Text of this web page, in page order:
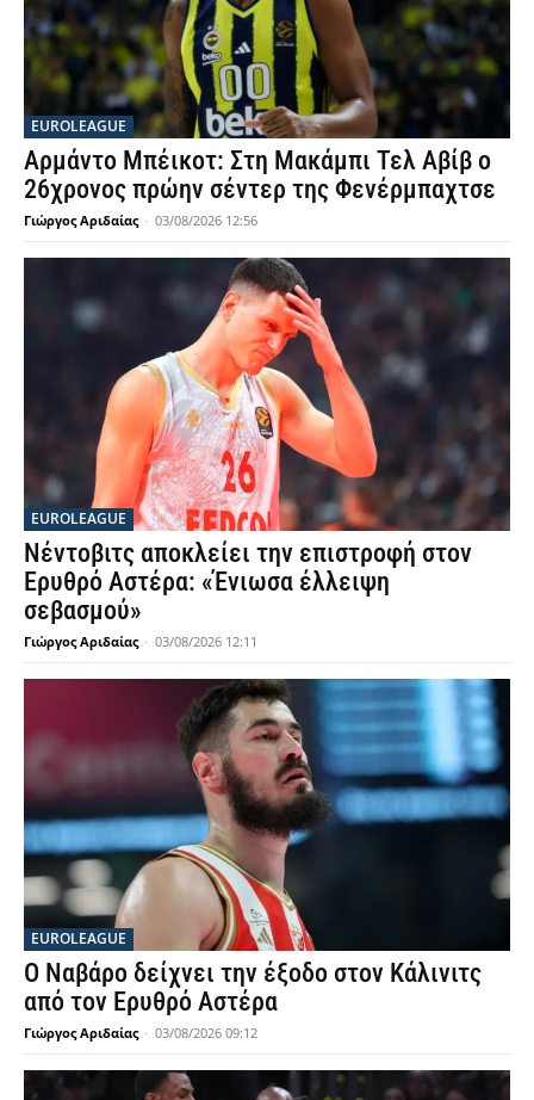
EUROLEAGUE
Αρμάντο Μπέικοτ: Στη Μακάμπι Τελ Αβίβ ο
26χρονος πρώην σέντερ της Φενέρμπαχτσε
Γιώργος Αριδαίας - 03/08/2026 12:56
EUROLEAGUE
Νέντοβιτς αποκλείει την επιστροφή στον
Ερυθρό Αστέρα: «Ένιωσα έλλειψη
σεβασμού»
Γιώργος Αριδαίας - 03/08/2026 12:11
EUROLEAGUE
Ο Ναβάρο δείχνει την έξοδο στον Κάλινιτς
από τον Ερυθρό Αστέρα
Γιώργος Αριδαίας - 03/08/2026 09:12